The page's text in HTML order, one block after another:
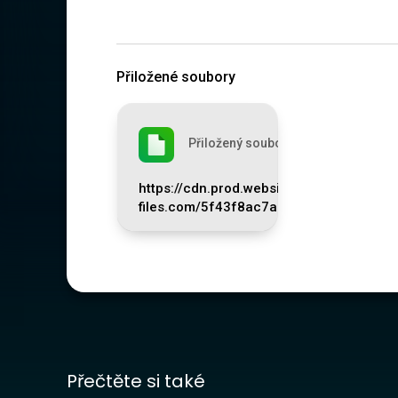
Přiložené soubory
Přiložený soubor
https://cdn.prod.website-
files.com/5f43f8ac7aa7b9613d221c8e/
Přečtěte si také